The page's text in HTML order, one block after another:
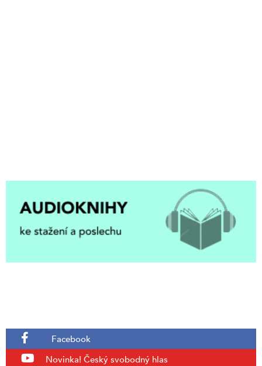
Facebook
Novinka! Český svobodný hlas